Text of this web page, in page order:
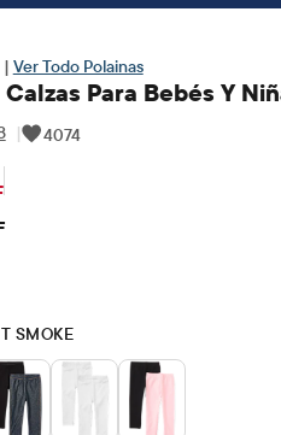
| Ver Todo Polainas
Para Bebés Y
| 4074
original: $19.95
SMOKE